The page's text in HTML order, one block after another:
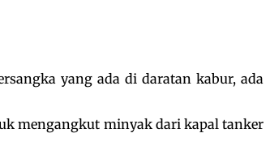
yang ada di daratan kabur, ada
mengangkut minyak dari kapal tanker